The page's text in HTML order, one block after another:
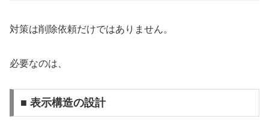
対策は削除依頼だけではありません。
必要なのは、
■ 表示構造の設計